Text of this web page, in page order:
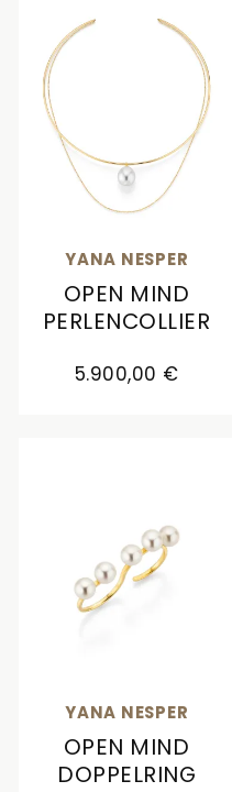
YANA NESPER
OPEN MIND
PERLENCOLLIER
5.900,00 €
YANA NESPER
OPEN MIND
DOPPELRING